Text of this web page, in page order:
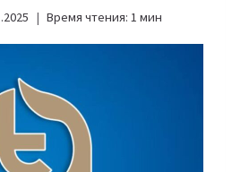
Время чтения: 1 мин